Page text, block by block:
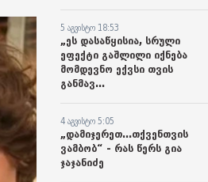
5 აგვისტო 18:53
„ეს დასაწყისია, სრული
ეფექტი გაშლილი იქნება
მომდევნო ექვსი თვის
განმავ...
4 აგვისტო 5:05
„დამიჯერეთ...თქვენთვის
ვამბობ“ - რას წერს გია
ჯაჯანიძე